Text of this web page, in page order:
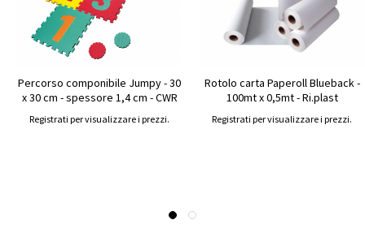
Percorso componibile Jumpy - 30
x 30 cm - spessore 1,4 cm - CWR
Registrati per visualizzare i prezzi.
Rotolo carta Paperoll Blueback -
100mt x 0,5mt - Ri.plast
Registrati per visualizzare i prezzi.